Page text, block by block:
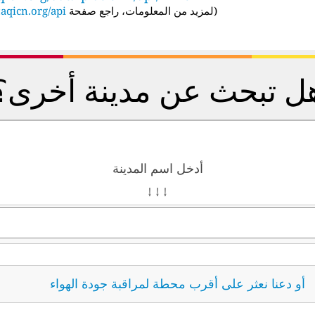
(لمزيد من المعلومات، راجع صفحة API: aqicn.org/api/
تبحث عن مدينة
أدخل اسم المدينة
↓ ↓ ↓
أو دعنا نعثر على أقرب محطة لمراقبة جودة الهواء